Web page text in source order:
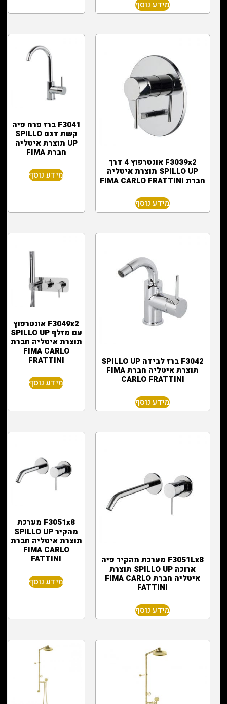
מידע נוסף
F3039x2 אונטרפוץ 4 דרך
SPILLO UP תוצרת איטליה
חברת FIMA CARLO FRATTINI
מידע נוסף
F3041 ברז פרח פיה
קשת דגם SPILLO
UP תוצרת איטליה
חברת FIMA
מידע נוסף
F3042 ברז לבידה SPILLO UP
תוצרת איטליה חברת FIMA
CARLO FRATTINI
מידע נוסף
F3049x2 אונטרפוץ
עם מזלף SPILLO UP
תוצרת איטליה חברת
FIMA CARLO
FRATTINI
מידע נוסף
F3051Lx8 מערכת מהקיר פיה
ארוכה SPILLO UP תוצרת
איטליה חברת FIMA CARLO
FATTINI
מידע נוסף
F3051x8 מערכת
מהקיר SPILLO UP
תוצרת איטליה חברת
FIMA CARLO
FATTINI
מידע נוסף